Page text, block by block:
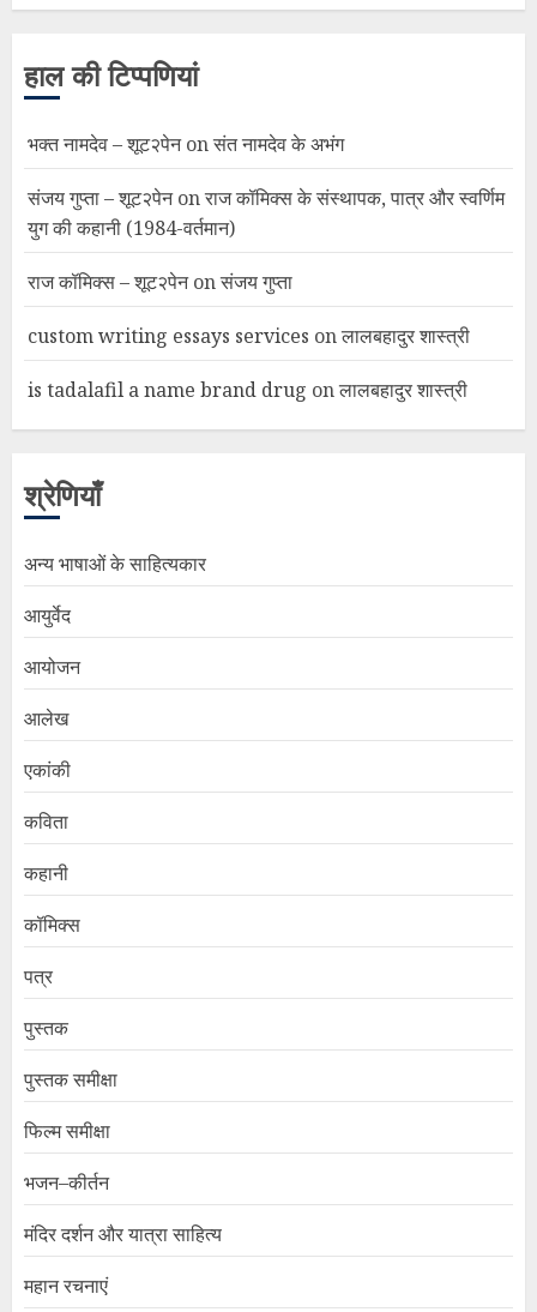
हाल की टिप्पणियां
भक्त नामदेव – शूट२पेनonसंत नामदेव के अभंग
संजय गुप्ता – शूट२पेनonराज कॉमिक्स के संस्थापक, पात्र और स्वर्णिम
युग की कहानी (1984-वर्तमान)
राज कॉमिक्स – शूट२पेनonसंजय गुप्ता
custom writing essays services onलालबहादुर शास्त्री
is tadalafil a name brand drug onलालबहादुर शास्त्री
श्रेणियाँ
अन्य भाषाओं के साहित्यकार
आयुर्वेद
आयोजन
आलेख
एकांकी
कविता
कहानी
कॉमिक्स
पत्र
पुस्तक
पुस्तक समीक्षा
फिल्म समीक्षा
भजन–कीर्तन
मंदिर दर्शन और यात्रा साहित्य
महान रचनाएं